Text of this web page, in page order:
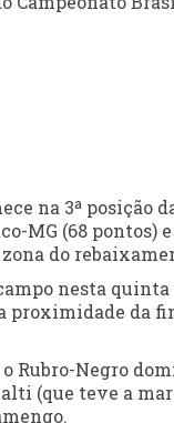
na 3ª posição
MG (68 pontos)
do
nesta
da
Rubro-Negro
(que teve a